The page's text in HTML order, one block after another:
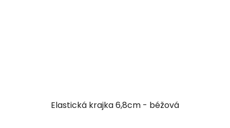
Elastická krajka 6,8cm - béžová